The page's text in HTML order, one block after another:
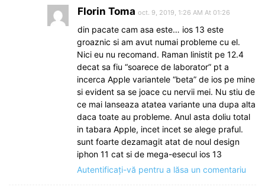
Florin Toma oct. 9, 2019, 1:26 AM At 01:26
din pacate cam asa este… ios 13 este
groaznic si am avut numai probleme cu el.
Nici eu nu recomand. Raman linistit pe 12.4
decat sa fiu “soarece de laborator” pt a
incerca Apple variantele “beta” de ios pe mine
si evident sa se joace cu nervii mei. Nu stiu de
ce mai lanseaza atatea variante una dupa alta
daca toate au probleme. Anul asta doliu total
in tabara Apple, incet incet se alege praful.
sunt foarte dezamagit atat de noul design
iphon 11 cat si de mega-esecul ios 13
Autentificați-vă pentru a lăsa un comentariu